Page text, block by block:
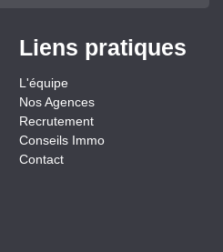
Liens pratiques
L'équipe
Nos Agences
Recrutement
Conseils Immo
Contact